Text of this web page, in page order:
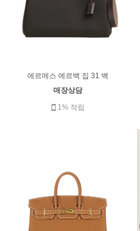
에르메스 에르백 집 31 백
매장상담
1% 적립